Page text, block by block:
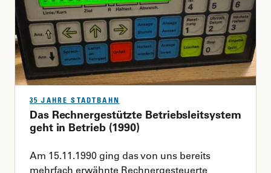
35 JAHRE STADTBAHN
Das Rechnergestützte Betriebsleitsystem
geht in Betrieb (1990)
Am 15.11.1990 ging das von uns bereits
mehrfach erwähnte Rechnergesteuerte